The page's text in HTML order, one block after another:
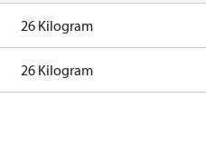
26 Kilogram
26 Kilogram